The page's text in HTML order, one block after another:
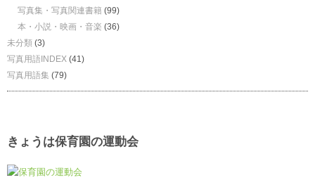
写真集・写真関連書籍 (99)
本・小説・映画・音楽 (36)
未分類 (3)
写真用語INDEX (41)
写真用語集 (79)
きょうは保育園の運動会